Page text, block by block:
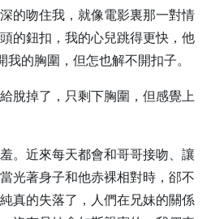
的吻住我，就像電影裏那一對情
的鈕扣，我的心兒跳得更快，他
的胸圍，但怎也解不開扣子。
脫掉了，只剩下胸圍，但感覺上
。近來每天都會和哥哥接吻、讓
光著身子和他赤裸相對時，郤不
真的失落了，人們在兄妹的關係